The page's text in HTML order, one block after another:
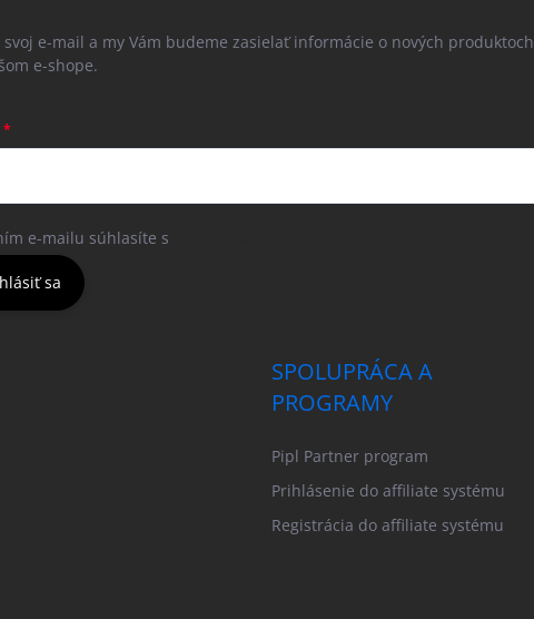
svoj e-mail a my Vám budeme zasielať informácie o nových produktoch
e-shope.
e-mailu súhlasíte s
sa
SPOLUPRÁCA A
PROGRAMY
Pipl Partner program
Prihlásenie do affiliate systému
Registrácia do affiliate systému